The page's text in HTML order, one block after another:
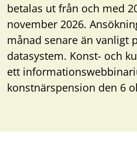
betalas ut från och med
november 2026.
månad senare än vanligt
datasystem. Konst- och
ett
konstnärspension den 6